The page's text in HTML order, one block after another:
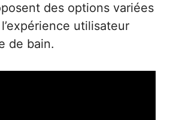
des options variées
utilisateur
de bain.